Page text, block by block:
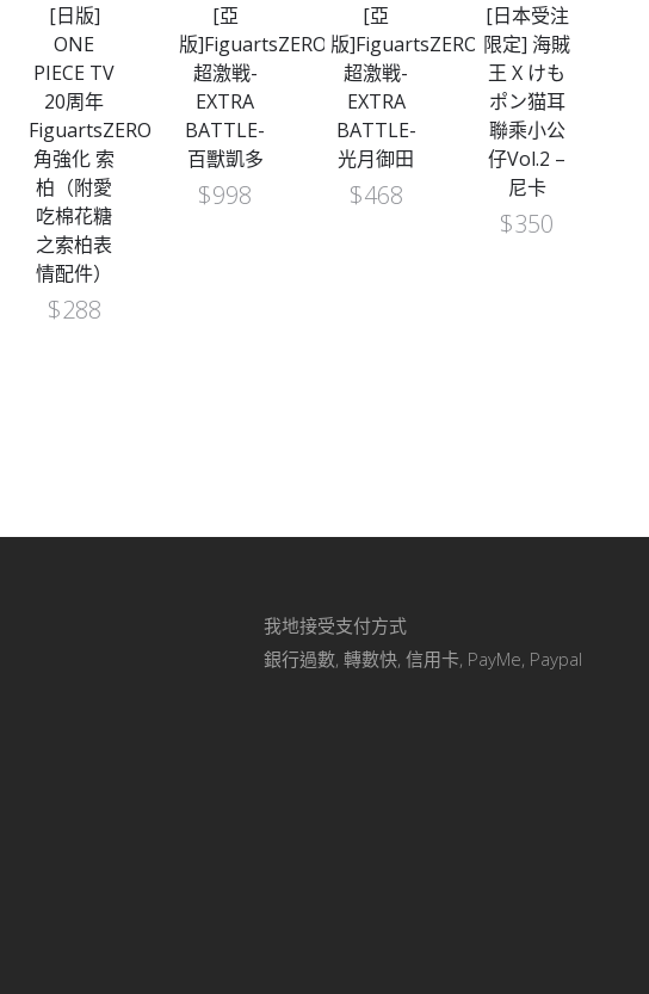
[日版]
ONE
PIECE TV
20周年
FiguartsZERO
角強化 索
柏（附愛
吃棉花糖
之索柏表
情配件）
$288
[亞
版]FiguartsZERO
超激戦-
EXTRA
BATTLE-
百獸凱多
$998
[亞
版]FiguartsZERO
超激戦-
EXTRA
BATTLE-
光月御田
$468
[日本受注
限定] 海賊
王 X けも
ポン猫耳
聯乘小公
仔Vol.2 –
尼卡
$350
我地接受支付方式
銀行過數, 轉數快, 信用卡, PayMe, Paypal